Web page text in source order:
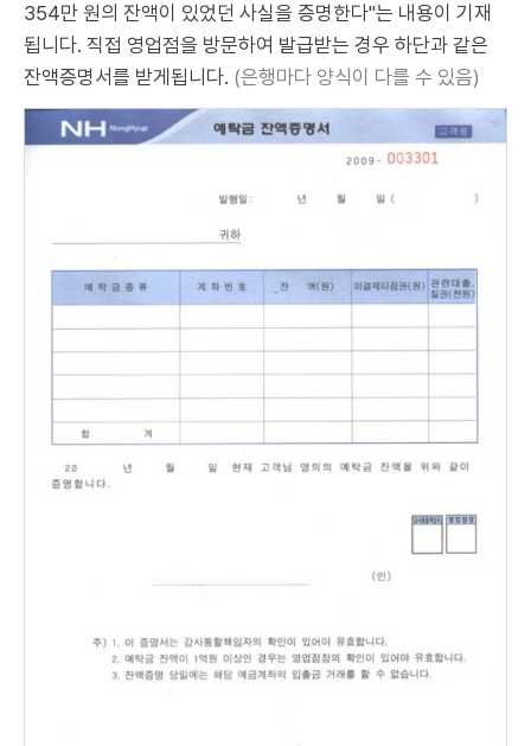
354만 원의 잔액이 있었던 사실을 증명한다"는 내용이 기재
됩니다. 직접 영업점을 방문하여 발급받는 경우 하단과 같은
잔액증명서를 받게됩니다. (은행마다 양식이 다를 수 있음)